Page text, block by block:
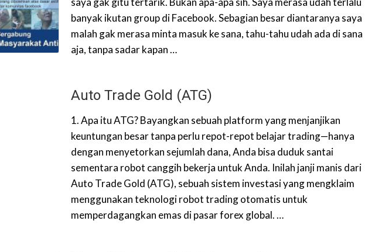
banyak ikutan group di Facebook. Sebagian besar diantaranya saya
malah gak merasa minta masuk ke sana, tahu-tahu udah ada di sana
aja, tanpa sadar kapan …
Auto Trade Gold (ATG)
1. Apa itu ATG? Bayangkan sebuah platform yang menjanjikan
keuntungan besar tanpa perlu repot-repot belajar trading—hanya
dengan menyetorkan sejumlah dana, Anda bisa duduk santai
sementara robot canggih bekerja untuk Anda. Inilah janji manis dari
Auto Trade Gold (ATG), sebuah sistem investasi yang mengklaim
menggunakan teknologi robot trading otomatis untuk
memperdagangkan emas di pasar forex global. …